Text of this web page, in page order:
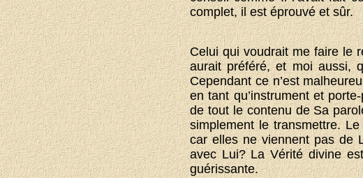
complet, il est éprouvé et sûr.
Celui qui voudrait me faire le
aurait préféré, et moi aussi,
Cependant ce n’est
en tant qu’instrument et
de tout le contenu de Sa
simplement le transmettre.
car elles ne viennent pas de
avec Lui? La Vérité divine
guérissante.